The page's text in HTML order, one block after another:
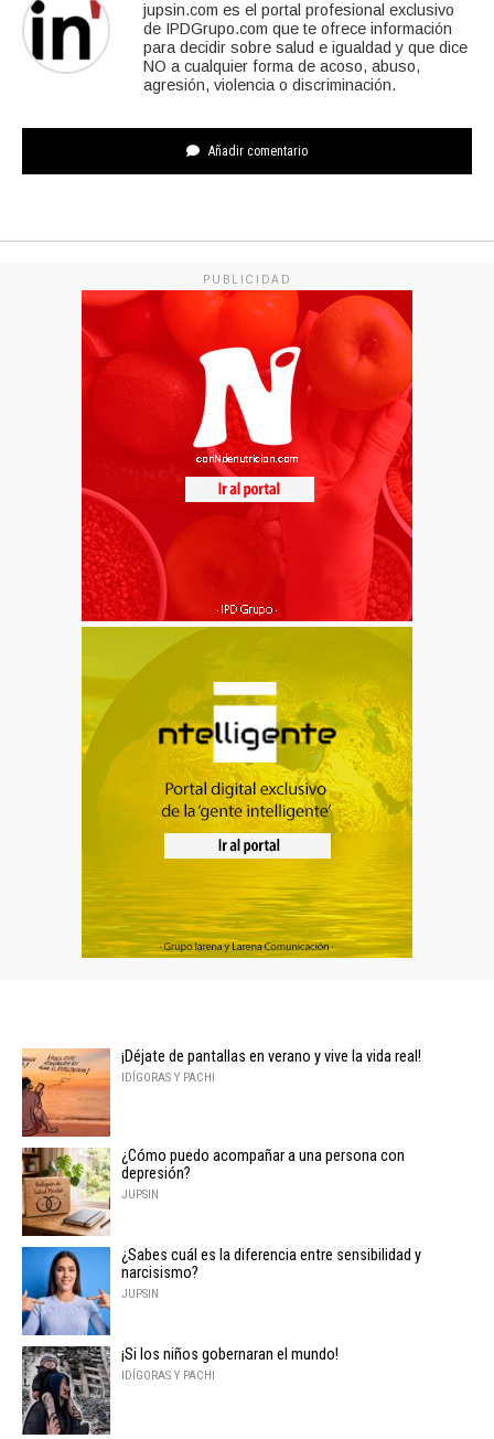
jupsin.com es el portal profesional exclusivo
de IPDGrupo.com que te ofrece información
para decidir sobre salud e igualdad y que dice
NO a cualquier forma de acoso, abuso,
agresión, violencia o discriminación.
Añadir comentario
PUBLICIDAD
¡Déjate de pantallas en verano y vive la vida real!
IDÍGORAS Y PACHI
¿Cómo puedo acompañar a una persona con
depresión?
JUPSIN
¿Sabes cuál es la diferencia entre sensibilidad y
narcisismo?
JUPSIN
¡Si los niños gobernaran el mundo!
IDÍGORAS Y PACHI